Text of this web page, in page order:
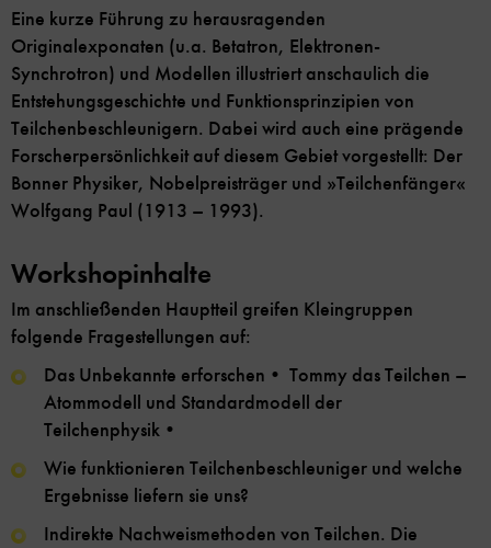
Eine kurze Führung zu herausragenden
Originalexponaten (u.a. Betatron, Elektronen-
Synchrotron) und Modellen illustriert anschaulich die
Entstehungsgeschichte und Funktionsprinzipien von
Teilchenbeschleunigern. Dabei wird auch eine prägende
Forscherpersönlichkeit auf diesem Gebiet vorgestellt: Der
Bonner Physiker, Nobelpreisträger und »Teilchenfänger«
Wolfgang Paul (1913 – 1993).
Workshopinhalte
Im anschließenden Hauptteil greifen Kleingruppen
folgende Fragestellungen auf:
Das Unbekannte erforschen• Tommy das Teilchen –
Atommodell und Standardmodell der
Teilchenphysik•
Wie funktionieren Teilchenbeschleuniger und welche
Ergebnisse liefern sie uns?
Indirekte Nachweismethoden von Teilchen. Die